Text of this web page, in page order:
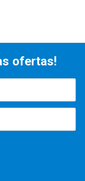
ofertas!